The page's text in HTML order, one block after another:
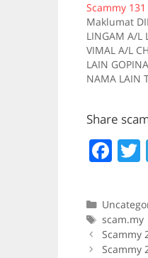
Scammy 131
Maklumat
LINGAM A/L
VIMAL A/L
LAIN
NAMA LAIN
Share
F
c
e
b
Tags
scam.my
Scammy
Scammy